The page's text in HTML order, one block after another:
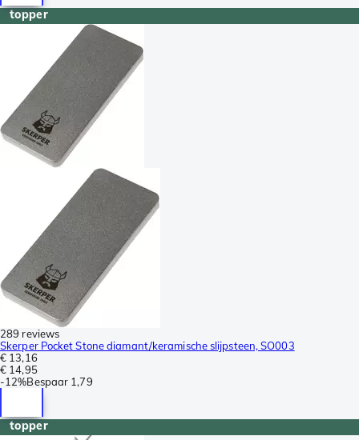
topper
289 reviews
Skerper Pocket Stone diamant/keramische slijpsteen, SO003
€ 13,16
€ 14,95
-12%Bespaar 1,79
topper